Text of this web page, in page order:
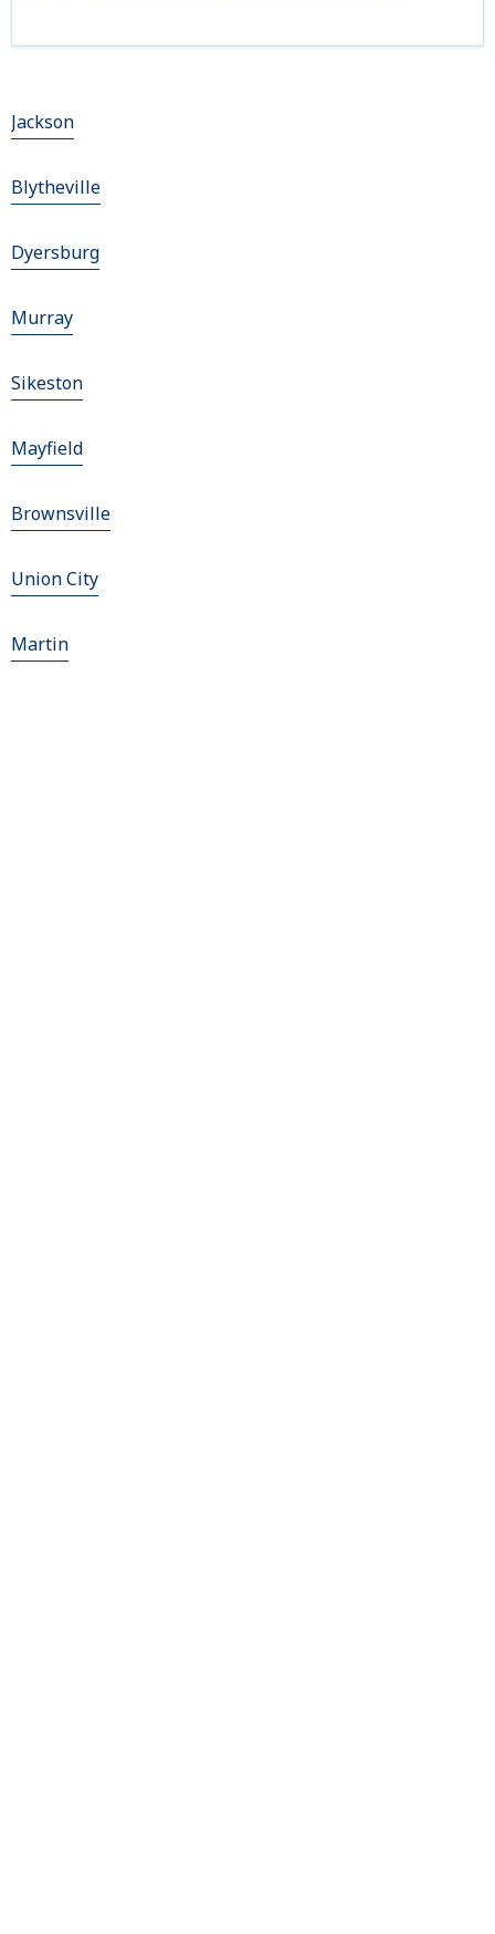
Jackson
Blytheville
Dyersburg
Murray
Sikeston
Mayfield
Brownsville
Union City
Martin